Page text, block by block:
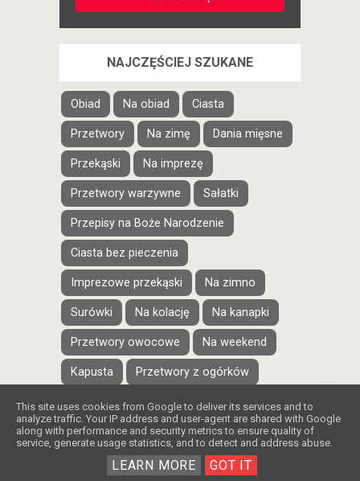
NAJCZĘŚCIEJ SZUKANE
Obiad Na obiad Ciasta
Przetwory Na zimę Dania mięsne
Przekąski Na imprezę
Przetwory warzywne Sałatki
Przepisy na Boże Narodzenie
Ciasta bez pieczenia
Imprezowe przekąski Na zimno
Surówki Na kolację Na kanapki
Przetwory owocowe Na weekend
Kapusta Przetwory z ogórków
Pieczywo Kotlety
Przepisy na Tłusty Czwartek Napoje
Ciepłe przekąski
This site uses cookies from Google to deliver its services and to
analyze traffic. Your IP address and user-agent are shared with Google
along with performance and security metrics to ensure quality of
service, generate usage statistics, and to detect and address abuse.
LEARN MORE GOT IT